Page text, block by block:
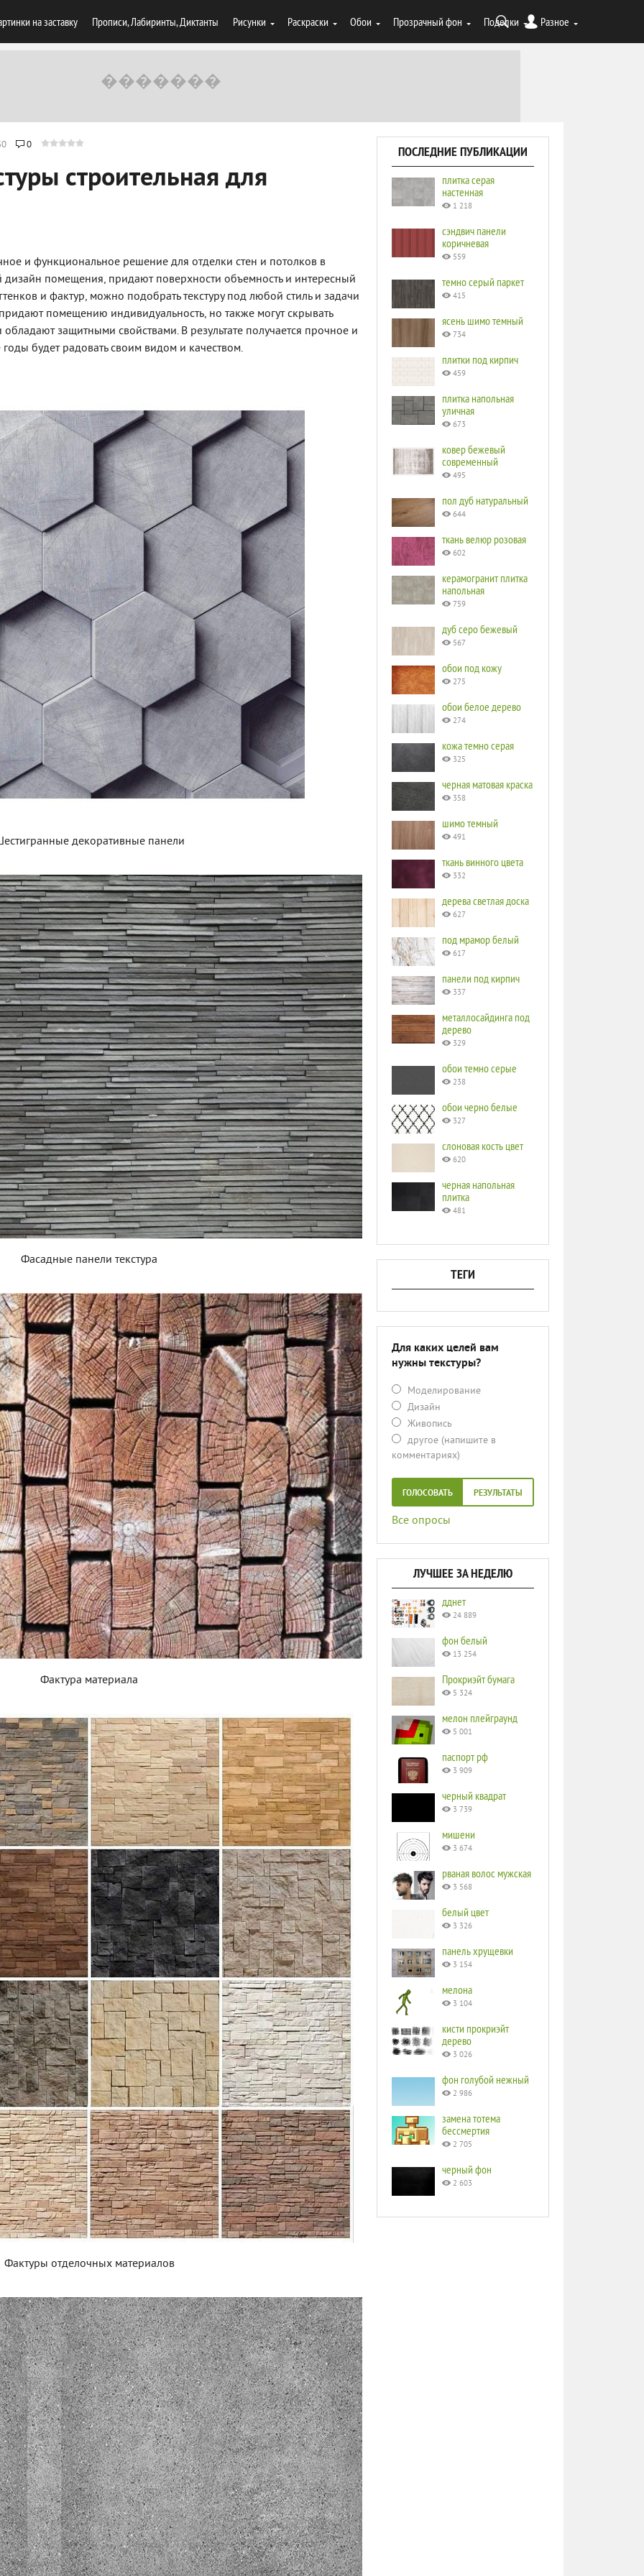
на заставку Прописи, Лабиринты, Диктанты Рисунки Раскраски Обои Прозрачный фон Поделки Разное
0
строительная для
и функциональное решение для отделки стен и потолков в
помещения, придают поверхности объемность и интересный
и фактур, можно подобрать текстуру под любой стиль и задачи
помещению индивидуальность, но также могут скрывать
защитными свойствами. В результате получается прочное и
будет радовать своим видом и качеством.
декоративные панели
Фасадные панели текстура
Фактура материала
Фактуры отделочных материалов
ПОСЛЕДНИЕ ПУБЛИКАЦИИ
плитка серая
настенная
1 218
сэндвич панели
коричневая
559
темно серый паркет
415
ясень шимо темный
734
плитки под кирпич
459
плитка напольная
уличная
673
ковер бежевый
современный
495
пол дуб натуральный
644
ткань велюр розовая
602
керамогранит плитка
напольная
759
дуб серо бежевый
567
обои под кожу
275
обои белое дерево
274
кожа темно серая
325
черная матовая краска
358
шимо темный
491
ткань винного цвета
332
дерева светлая доска
627
под мрамор белый
617
панели под кирпич
337
металлосайдинга под
дерево
329
обои темно серые
238
обои черно белые
327
слоновая кость цвет
620
черная напольная
плитка
481
ТЕГИ
Для каких целей вам
нужны текстуры?
Моделирование
Дизайн
Живопись
другое (напишите в
комментариях)
ГОЛОСОВАТЬ РЕЗУЛЬТАТЫ
Все опросы
ЛУЧШЕЕ ЗА НЕДЕЛЮ
дднет
24 889
фон белый
13 254
Прокриэйт бумага
5 324
мелон плейграунд
5 001
паспорт рф
3 909
черный квадрат
3 739
мишени
3 674
рваная волос мужская
3 568
белый цвет
3 326
панель хрущевки
3 154
мелона
3 104
кисти прокриэйт
дерево
3 026
фон голубой нежный
2 986
замена тотема
бессмертия
2 705
черный фон
2 603